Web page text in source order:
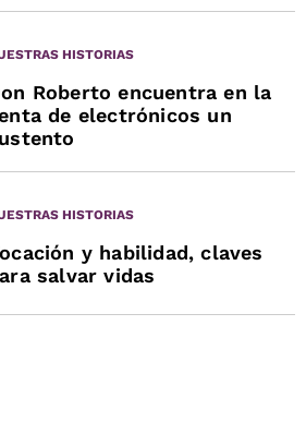
HISTORIAS
Roberto encuentra en la
de electrónicos un
HISTORIAS
y habilidad, claves
salvar vidas